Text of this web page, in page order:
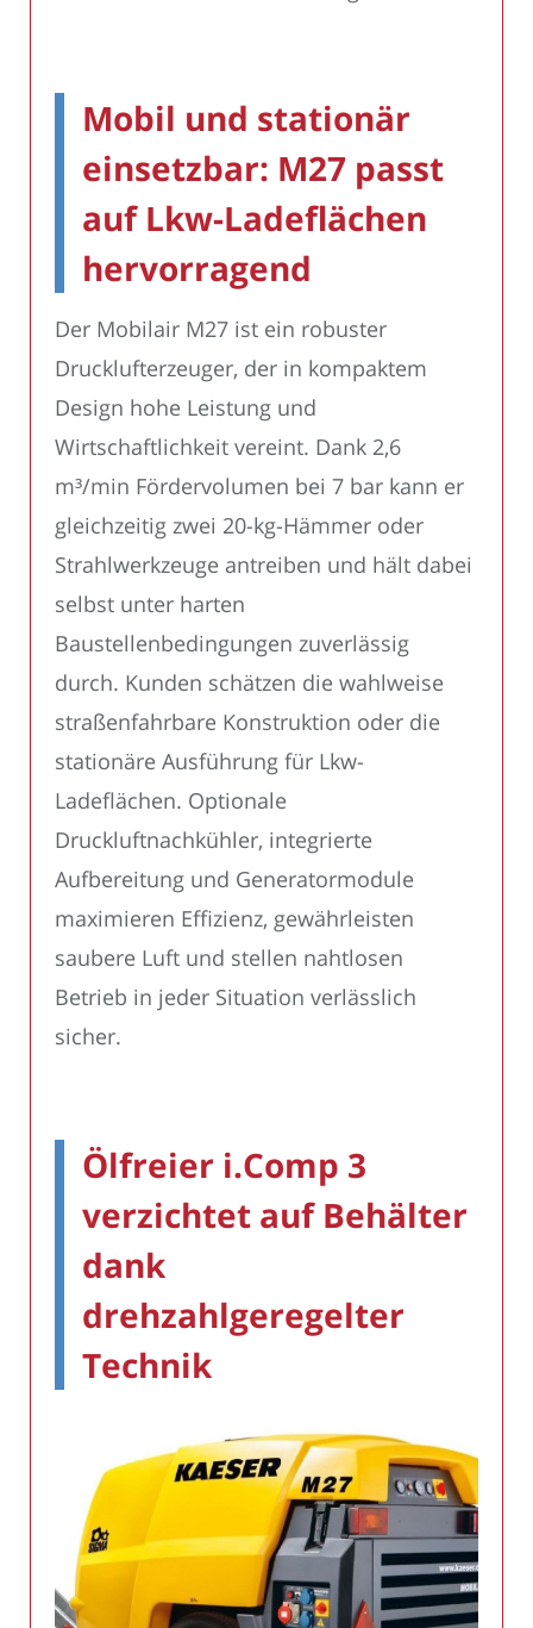
Mobil und stationär
einsetzbar: M27 passt
auf Lkw-Ladeflächen
hervorragend
Der Mobilair M27 ist ein robuster
Drucklufterzeuger, der in kompaktem
Design hohe Leistung und
Wirtschaftlichkeit vereint. Dank 2,6
m³/min Fördervolumen bei 7 bar kann er
gleichzeitig zwei 20-kg-Hämmer oder
Strahlwerkzeuge antreiben und hält dabei
selbst unter harten
Baustellenbedingungen zuverlässig
durch. Kunden schätzen die wahlweise
straßenfahrbare Konstruktion oder die
stationäre Ausführung für Lkw-
Ladeflächen. Optionale
Druckluftnachkühler, integrierte
Aufbereitung und Generatormodule
maximieren Effizienz, gewährleisten
saubere Luft und stellen nahtlosen
Betrieb in jeder Situation verlässlich
sicher.
Ölfreier i.Comp 3
verzichtet auf Behälter
dank
drehzahlgeregelter
Technik